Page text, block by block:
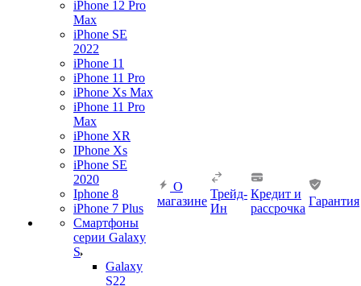
iPhone 12 Pro
Max
iPhone SE
2022
iPhone 11
iPhone 11 Pro
iPhone Xs Max
iPhone 11 Pro
Max
iPhone XR
IPhone Xs
iPhone SE
2020
Iphone 8
iPhone 7 Plus
Смартфоны
серии Galaxy
S
Galaxy
S22
О
магазине
Трейд-
Ин
Кредит и
рассрочка
Гарантия